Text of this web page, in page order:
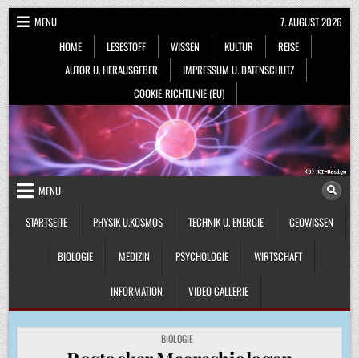
Skip
to
content
MENU
HOME
LESESTOFF WISSEN KULTUR
REISE
AUTOR U. HERAUSGEBER
IMPRESSUM U. DATENSCHUTZ
COOKIE-RICHTLINIE (EU)
7. AUGUST 2026
MENU
STARTSEITE
PHYSIK U.KOSMOS TECHNIK U. ENERGIE GEOWISSEN
BIOLOGIE MEDIZIN PSYCHOLOGIE WIRTSCHAFT
INFORMATION VIDEO GALLERIE
POSTED
IN
BIOLOGIE